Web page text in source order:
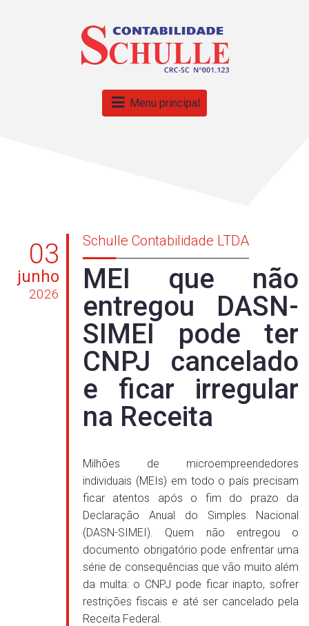
Menu principal
03
junho
2026
Schulle Contabilidade LTDA
MEI que não
entregou DASN-
SIMEI pode ter
CNPJ cancelado
e ficar irregular
na Receita
Milhões de microempreendedores
individuais (MEIs) em todo o país precisam
ficar atentos após o fim do prazo da
Declaração Anual do Simples Nacional
(DASN-SIMEI). Quem não entregou o
documento obrigatório pode enfrentar uma
série de consequências que vão muito além
da multa: o CNPJ pode ficar inapto, sofrer
restrições fiscais e até ser cancelado pela
Receita Federal.